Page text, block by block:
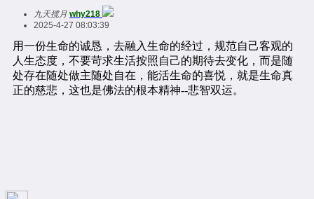
九天揽月 why218
2025-4-27 08:03:39